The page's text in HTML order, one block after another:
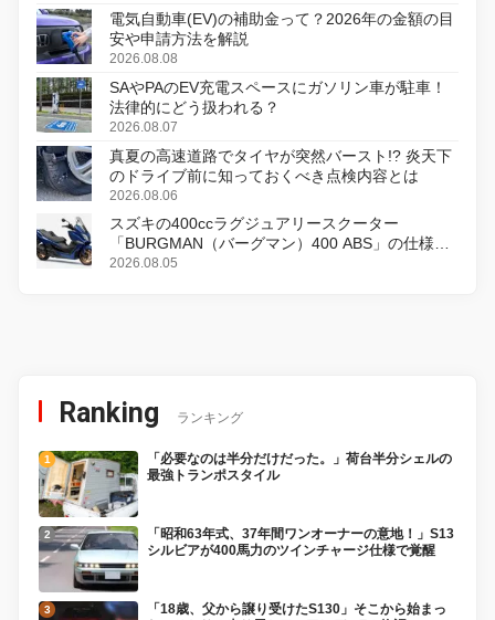
電気自動車(EV)の補助金って？2026年の金額の目
安や申請方法を解説
2026.08.08
SAやPAのEV充電スペースにガソリン車が駐車！
法律的にどう扱われる？
2026.08.07
真夏の高速道路でタイヤが突然バースト!? 炎天下
のドライブ前に知っておくべき点検内容とは
2026.08.06
スズキの400ccラグジュアリースクーター
「BURGMAN（バーグマン）400 ABS」の仕様を
変更し、8月18日に発売
2026.08.05
Ranking ランキング
「必要なのは半分だけだった。」荷台半分シェルの
最強トランポスタイル
「昭和63年式、37年間ワンオーナーの意地！」S13
シルビアが400馬力のツインチャージ仕様で覚醒
「18歳、父から譲り受けたS130」そこから始まっ